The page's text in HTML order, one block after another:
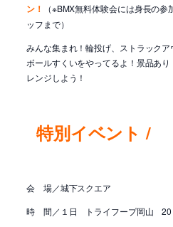
ン！
（※BMX無料体験会には身長の
ッフまで）
みんな集まれ！輪投げ、ストラック
ボールすくいをやってるよ！景品あ
レンジしよう！
特別イベント /
会 場／城下スクエア
時 間／１日 トライフープ岡山 20